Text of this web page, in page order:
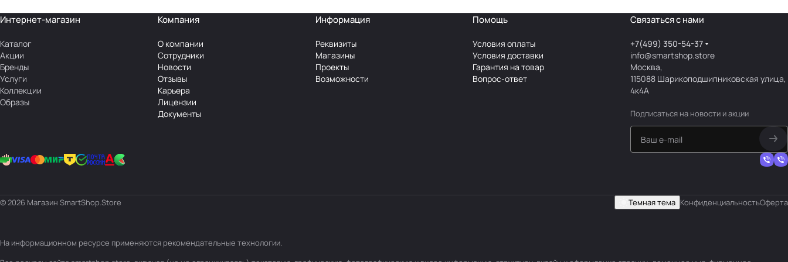
Интернет-магазин
Каталог
Акции
Бренды
Услуги
Коллекции
Образы
Компания
О компании
Сотрудники
Новости
Отзывы
Карьера
Лицензии
Документы
Информация
Реквизиты
Магазины
Проекты
Возможности
Помощь
Условия оплаты
Условия доставки
Гарантия на товар
Вопрос-ответ
Связаться с нами
+7(499) 350-54-37
info@smartshop.store
Москва,
115088 Шарикоподшипниковская улица,
4к4А
Подписаться на новости и акции
© 2026 Магазин SmartShop.Store Темная тема КонфиденциальностьОферта
На информационном ресурсе применяются рекомендательные технологии.